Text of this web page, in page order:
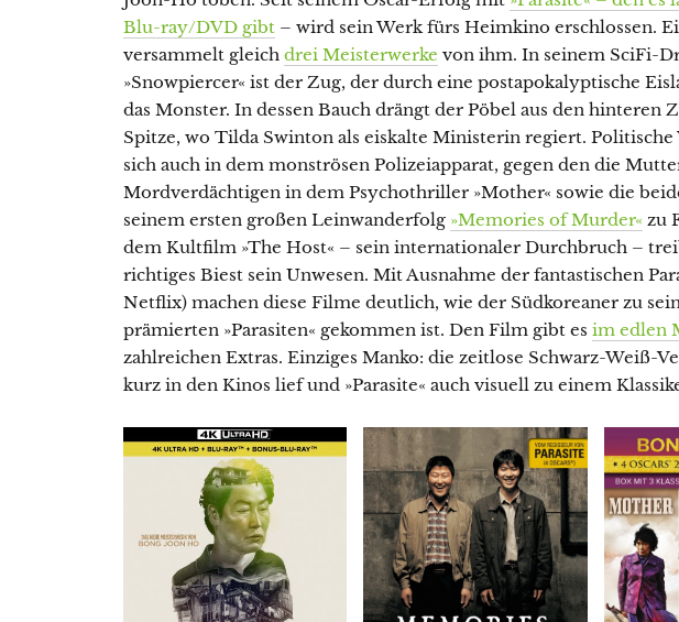
Blu-ray/DVD gibt – wird sein Werk fürs Heimkino erschlossen.
versammelt gleich drei Meisterwerke von ihm. In seinem SciFi-
»Snowpiercer« ist der Zug, der durch eine postapokalyptische
das Monster. In dessen Bauch drängt der Pöbel aus den hinteren
Spitze, wo Tilda Swinton als eiskalte Ministerin regiert.
sich auch in dem monströsen Polizeiapparat, gegen den die
Mordverdächtigen in dem Psychothriller »Mother« sowie die
seinem ersten großen Leinwanderfolg »Memories of Murder« zu
dem Kultfilm »The Host« – sein internationaler Durchbruch –
richtiges Biest sein Unwesen. Mit Ausnahme der fantastischen
Netflix) machen diese Filme deutlich, wie der Südkoreaner zu
prämierten »Parasiten« gekommen ist. Den Film gibt es im edlen
zahlreichen Extras. Einziges Manko: die zeitlose Schwarz-Weiß-
kurz in den Kinos lief und »Parasite« auch visuell zu einem